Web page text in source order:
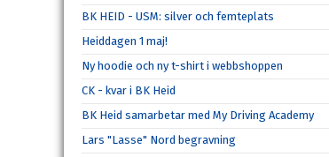
BK HEID - USM: silver och femteplats
Heiddagen 1 maj!
Ny hoodie och ny t-shirt i webbshoppen
CK - kvar i BK Heid
BK Heid samarbetar med My Driving Academy
Lars "Lasse" Nord begravning